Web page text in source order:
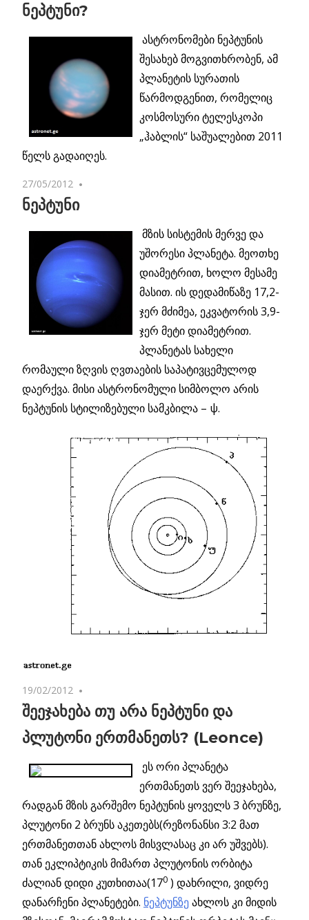
ნეპტუნი?
ასტრონომები ნეპტუნის
შესახებ მოგვითხრობენ, ამ
პლანეტის სურათის
წარმოდგენით, რომელიც
კოსმოსური ტელესკოპი
„ჰაბლის“ საშუალებით 2011
წელს გადაიღეს.
27/05/2012
ნეპტუნი
მზის სისტემის მერვე და
უშორესი პლანეტა. მეოთხე
დიამეტრით, ხოლო მესამე
მასით. ის დედამიწაზე 17,2-
ჯერ მძიმეა, ეკვატორის 3,9-
ჯერ მეტი დიამეტრით.
პლანეტას სახელი
რომაული ზღვის ღვთაების საპატივცემულოდ
დაერქვა. მისი ასტრონომული სიმბოლო არის
ნეპტუნის სტილიზებული სამკბილა – ψ.
19/02/2012
შეეჯახება თუ არა ნეპტუნი და
პლუტონი ერთმანეთს? (Leonce)
ეს ორი პლანეტა
ერთმანეთს ვერ შეეჯახება,
რადგან მზის გარშემო ნეპტუნის ყოველს 3 ბრუნზე,
პლუტონი 2 ბრუნს აკეთებს(რეზონანსი 3:2 მათ
ერთმანეთთან ახლოს მისვლასაც კი არ უშვებს).
თან ეკლიპტიკის მიმართ პლუტონის ორბიტა
ძალიან დიდი კუთხითაა(170 ) დახრილი, ვიდრე
დანარჩენი პლანეტები. ნეპტუნზეახლოს კი მიდის